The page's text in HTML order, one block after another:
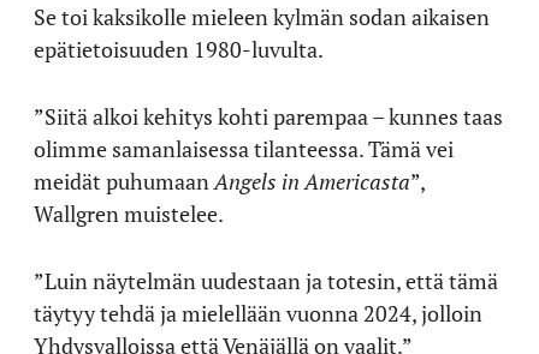
Se toi kaksikolle mieleen kylmän sodan aikaisen
epätietoisuuden 1980-luvulta.
”Siitä alkoi kehitys kohti parempaa – kunnes taas
olimme samanlaisessa tilanteessa. Tämä vei
meidät puhumaanAngels in Americasta”,
Wallgren muistelee.
”Luin näytelmän uudestaan ja totesin, että tämä
täytyy tehdä ja mielellään vuonna 2024, jolloin
Yhdysvalloissa että Venäjällä on vaalit.”